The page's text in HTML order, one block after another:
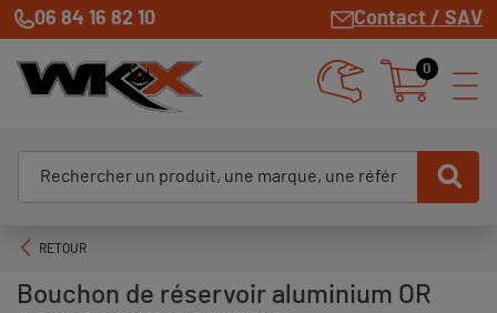
06 84 16 82 10 Contact / SAV
0
RETOUR
Bouchon de réservoir aluminium OR